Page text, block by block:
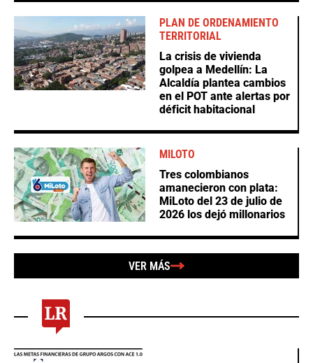
PLAN DE ORDENAMIENTO
TERRITORIAL
La crisis de vivienda
golpea a Medellín: La
Alcaldía plantea cambios
en el POT ante alertas por
déficit habitacional
MILOTO
Tres colombianos
amanecieron con plata:
MiLoto del 23 de julio de
2026 los dejó millonarios
VER MÁS